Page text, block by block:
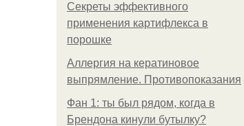
Секреты эффективного
применения картифлекса в
порошке
Аллергия на кератиновое
выпрямление. Противопоказания
Фан 1: ты был рядом, когда в
Брендона кинули бутылку?